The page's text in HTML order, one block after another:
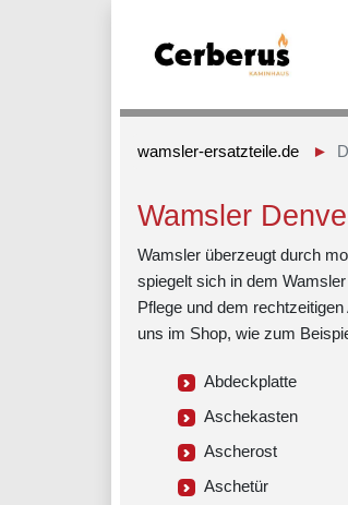
wamsler-ersatzteile.de
Wamsler
Wamsler überzeugt durch
spiegelt sich in dem
Pflege und dem
uns im Shop, wie zum
Abdeckplatte
Aschekasten
Ascherost
Aschetür